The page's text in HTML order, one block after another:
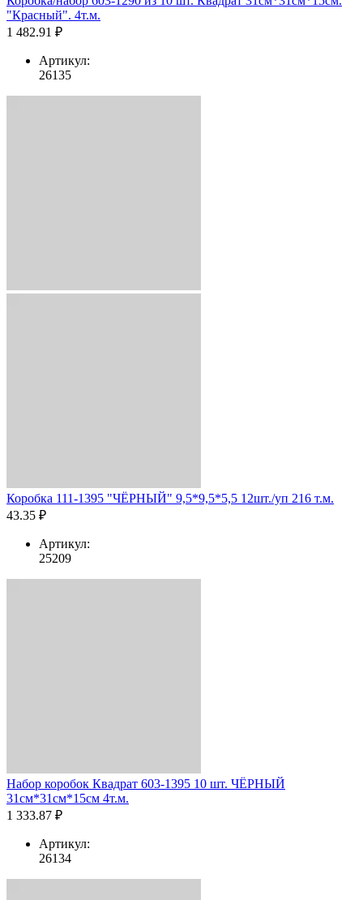
"Красный". 4т.м.
1 482.91 ₽
Артикул:
26135
Коробка 111-1395 "ЧЁРНЫЙ" 9,5*9,5*5,5 12шт./уп 216 т.м.
43.35 ₽
Артикул:
25209
Набор коробок Квадрат 603-1395 10 шт. ЧЁРНЫЙ
31см*31см*15см 4т.м.
1 333.87 ₽
Артикул:
26134